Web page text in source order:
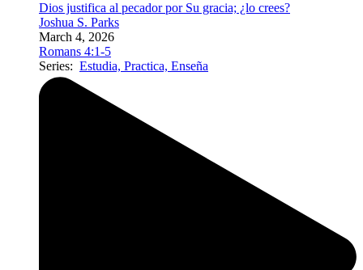
Dios justifica al pecador por Su gracia; ¿lo crees?
Joshua S. Parks
March 4, 2026
Romans 4:1-5
Series: Estudia, Practica, Enseña